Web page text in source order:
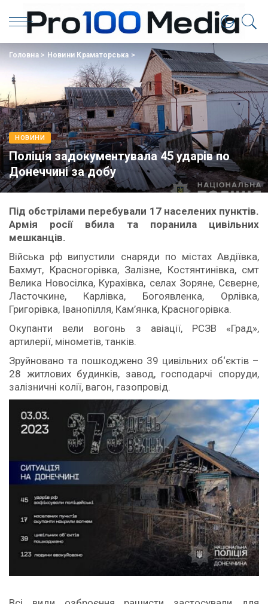
Головна> Новини Краматорська >
НОВИНИ
Поліція задокументувала 45 ударів по
Донеччині за добу
Під обстрілами перебували 17 населених пунктів.
Армія росії вбила та поранила цивільних
мешканців.
Війська рф випустили снаряди по містах Авдіївка,
Бахмут, Красногорівка, Залізне, Костянтинівка, смт
Велика Новосілка, Курахівка, селах Зоряне, Сєверне,
Ласточкине, Карлівка, Богоявленка, Орлівка,
Григорівка, Іванопілля, Кам’янка, Красногорівка.
Окупанти вели вогонь з авіації, РСЗВ «Град»,
артилерії, мінометів, танків.
Зруйновано та пошкоджено 39 цивільних об‘єктів –
28 житлових будинків, завод, господарчі споруди,
залізничні колії, вагон, газопровід.